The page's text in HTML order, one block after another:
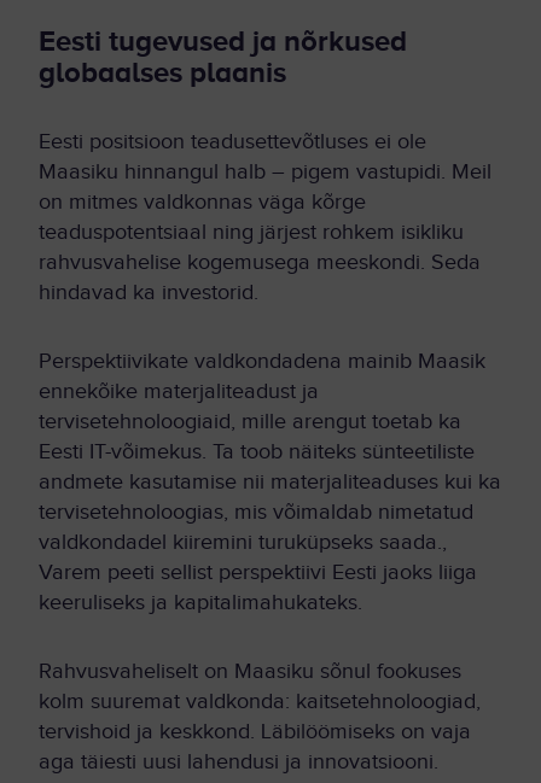
Eesti tugevused ja nõrkused
globaalses plaanis
Eesti positsioon teadusettevõtluses ei ole
Maasiku hinnangul halb – pigem vastupidi. Meil
on mitmes valdkonnas väga kõrge
teaduspotentsiaal ning järjest rohkem isikliku
rahvusvahelise kogemusega meeskondi. Seda
hindavad ka investorid.
Perspektiivikate valdkondadena mainib Maasik
ennekõike materjaliteadust ja
tervisetehnoloogiaid, mille arengut toetab ka
Eesti IT-võimekus. Ta toob näiteks sünteetiliste
andmete kasutamise nii materjaliteaduses kui ka
tervisetehnoloogias, mis võimaldab nimetatud
valdkondadel kiiremini turuküpseks saada.,
Varem peeti sellist perspektiivi Eesti jaoks liiga
keeruliseks ja kapitalimahukateks.
Rahvusvaheliselt on Maasiku sõnul fookuses
kolm suuremat valdkonda: kaitsetehnoloogiad,
tervishoid ja keskkond. Läbilöömiseks on vaja
aga täiesti uusi lahendusi ja innovatsiooni.